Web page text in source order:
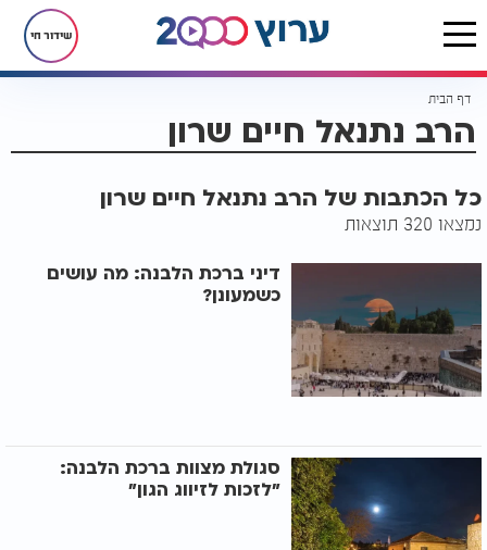
שידור חי
דף הבית
הרב נתנאל חיים שרון
כל הכתבות של הרב נתנאל חיים שרון
נמצאו 320 תוצאות
דיני ברכת הלבנה: מה עושים
כשמעונן?
סגולת מצוות ברכת הלבנה:
"לזכות לזיווג הגון"